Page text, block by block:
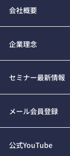
会社概要
企業理念
セミナー最新情報
メール会員登録
公式YouTube